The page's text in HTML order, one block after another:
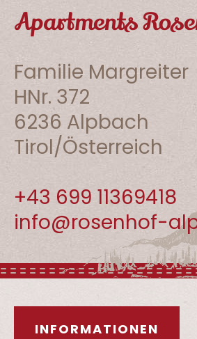
Apartments
Familie Margreiter
HNr. 372
6236 Alpbach
Tirol/Österreich
+43 699 11369418
info@rosenhof-
INFORMATIONEN